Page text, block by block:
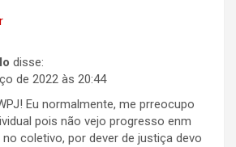
disse:
de 2022 às 20:44
Eu normalmente, me prreocupo
pois não vejo progresso enm
coletivo, por dever de justiça devo